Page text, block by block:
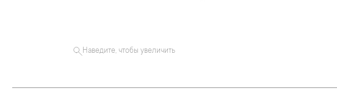
Наведите, чтобы увеличить